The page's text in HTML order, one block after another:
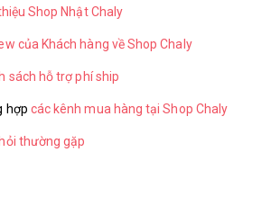
Shop Nhật Chaly
của Khách hàng về Shop Chaly
sách hỗ trợ phí ship
hợp các kênh mua hàng tại Shop Chaly
thường gặp